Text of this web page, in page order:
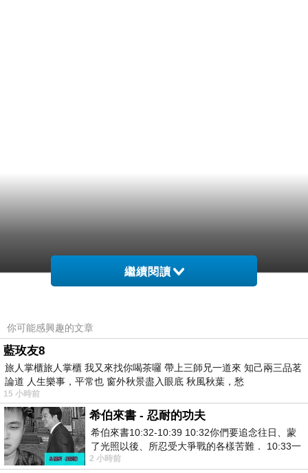
繼續閱讀
你可能感興趣的文章
藍玫友8
旅人掌櫃旅人掌櫃 我又來找你喝茶囉 帶上三師兄一道來 知己兩三品茗
論道 人生樂事，平常也 窗外秋景盡入眼底 秋風秋葉，愁
15 小時前
希伯來書 - 忍耐的功夫
希伯來書10:32-10:39 10:32你們要追念往日、蒙
了光照以後、所忍受大爭戰的各樣苦難． 10:33一
面被毀謗、遭患難、成了戲景、叫眾人
2 小時前